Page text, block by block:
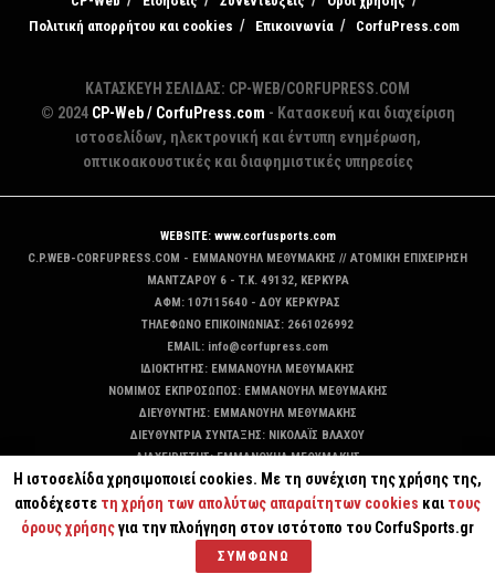
Πολιτική απορρήτου και cookies
Επικοινωνία CorfuPress.com
ΚΑΤΑΣΚΕΥΗ ΣΕΛΙΔΑΣ: CP-WEB/CORFUPRESS.COM
© 2024 CP-Web / CorfuPress.com - Κατασκευή και διαχείριση
ιστοσελίδων, ηλεκτρονική και έντυπη ενημέρωση,
οπτικοακουστικές και διαφημιστικές υπηρεσίες
WEBSITE: www.corfusports.com
C.P.WEB-CORFUPRESS.COM - ΕΜΜΑΝΟΥΗΛ ΜΕΘΥΜΑΚΗΣ // ΑΤΟΜΙΚΗ ΕΠΙΧΕΙΡΗΣΗ
MANTZAΡΟΥ 6 - T.K. 49132, ΚΕΡΚΥΡΑ
ΑΦΜ: 107115640 - ΔΟΥ ΚΕΡΚΥΡΑΣ
ΤΗΛΕΦΩΝΟ ΕΠΙΚΟΙΝΩΝΙΑΣ: 2661026992
EMAIL: info@corfupress.com
ΙΔΙΟΚΤΗΤΗΣ: EMMANOYΗΛ ΜΕΘΥΜΑΚΗΣ
ΝΟΜΙΜΟΣ ΕΚΠΡΟΣΩΠΟΣ: EMMANOYΗΛ ΜΕΘΥΜΑΚΗΣ
ΔΙΕΥΘΥΝΤΗΣ: EMMANOYΗΛ ΜΕΘΥΜΑΚΗΣ
ΔΙΕΥΘΥΝΤΡΙΑ ΣΥΝΤΑΞΗΣ: ΝΙΚΟΛΑΪΣ ΒΛΑΧΟΥ
ΔΙΑΧΕΙΡΙΣΤΗΣ: EMMANOYΗΛ ΜΕΘΥΜΑΚΗΣ
ΔΙΚΑΙΟΥΧΟΣ DOMAIN: ΕΜΜΑΝΟΥΗΛ ΜΕΘΥΜΑΚΗΣ
Η ιστοσελίδα χρησιμοποιεί cookies. Με τη συνέχιση της χρήσης της,
αποδέχεστε τη χρήση των απολύτως απαραίτητων cookies και τους
όρους χρήσηςγια την πλοήγηση στον ιστότοπο του CorfuSports.gr
ΣΥΜΦΩΝΩ